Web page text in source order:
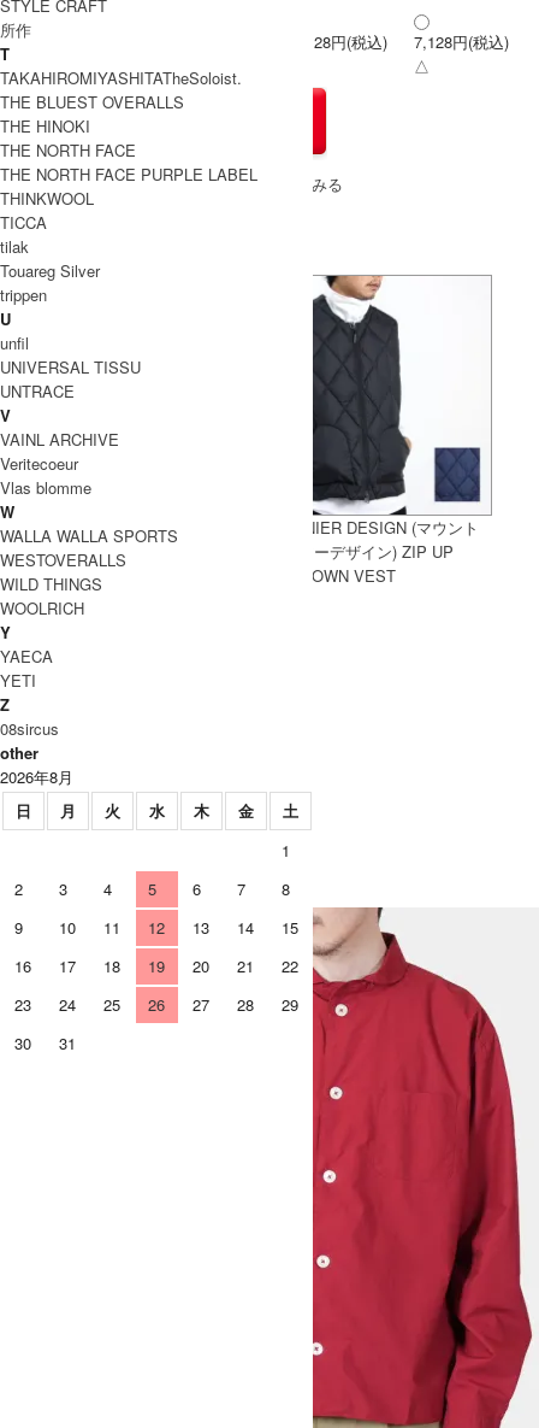
7,128円(税込)
7,128円(税込)
△
» もうすこしCURLY (カーリー)のアイテムをみる
LOLO (ロロ) 別注定番プルオーバ
ーシャツ
MT.RAINIER DESIGN (マウント
レイニアーデザイン) ZIP UP
QUILT DOWN VEST
STYLE CRAFT
所作
T
TAKAHIROMIYASHITATheSoloist.
THE BLUEST OVERALLS
THE HINOKI
THE NORTH FACE
THE NORTH FACE PURPLE LABEL
THINKWOOL
TICCA
tilak
Touareg Silver
trippen
U
unfil
UNIVERSAL TISSU
UNTRACE
V
VAINL ARCHIVE
Veritecoeur
Vlas blomme
W
WALLA WALLA SPORTS
WESTOVERALLS
WILD THINGS
WOOLRICH
Y
YAECA
YETI
Z
08sircus
other
2026年8月
日
月 火 水 木 金
土
1
2
3 4 5 6 7
8
9
10 11 12 13 14
15
16
17 18 19 20 21
22
23
24 25 26 27 28
29
30
31